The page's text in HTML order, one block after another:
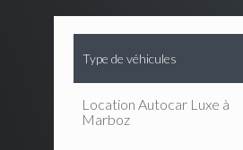
Type de véhicules
Location Autocar Luxe à
Marboz